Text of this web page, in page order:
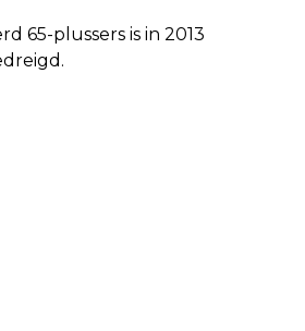
65-plussers is in 2013